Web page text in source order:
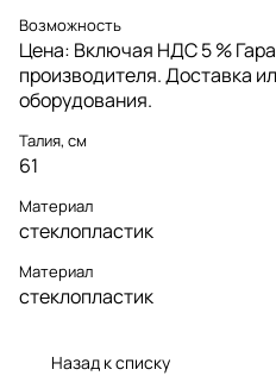
Возможность
Цена: Включая НДС 5 %
производителя. Доставка
оборудования.
Талия, см
61
Материал
стеклопластик
Материал
стеклопластик
Назад к списку